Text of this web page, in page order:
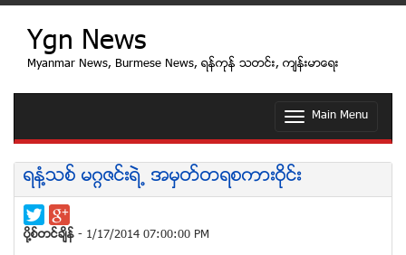
Ygn News
Myanmar News, Burmese News, ရန္ကုန္ သတင္း, က်န္းမာေရး
T
g
e
Main Menu
ရနံ႔သစ္ မဂၢဇင္းရဲ႕ အမွတ္တရစကားဝုိင္း
ပုိ႔စ္တင္ခ်ိန္ - 1/17/2014 07:00:00 PM